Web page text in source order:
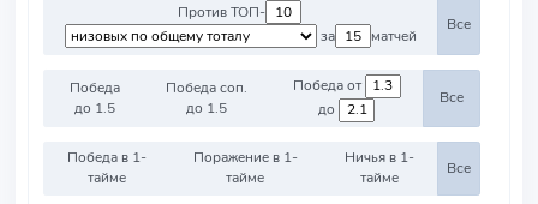
Против ТОП-
за
матчей
Все
Победа
до 1.5
Победа соп.
до 1.5
Победа от
до
Все
Победа в 1-
тайме
Поражение в 1-
тайме
Ничья в 1-
тайме
Все